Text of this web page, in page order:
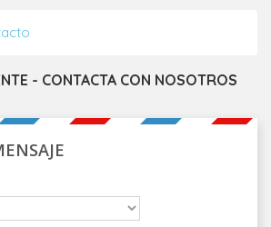
- CONTACTA CON NOSOTROS